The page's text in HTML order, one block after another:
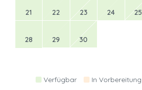
21 22 23 24 25
28 29 30
Verfügbar In Vorbereitung